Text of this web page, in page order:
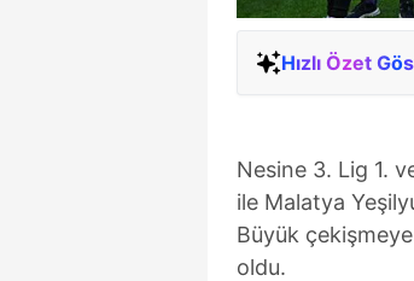
Hızlı Özet
Nesine 3. Lig 1.
ile Malatya
Büyük
oldu.